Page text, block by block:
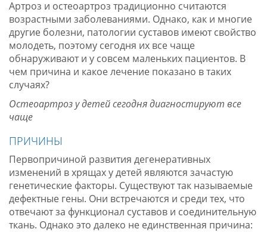
Артроз и остеоартроз традиционно считаются
возрастными заболеваниями. Однако, как и многие
другие болезни, патологии суставов имеют свойство
молодеть, поэтому сегодня их все чаще
обнаруживают и у совсем маленьких пациентов. В
чем причина и какое лечение показано в таких
случаях?
Остеоартроз у детей сегодня диагностируют все
чаще
ПРИЧИНЫ
Первопричиной развития дегенеративных
изменений в хрящах у детей являются зачастую
генетические факторы. Существуют так называемые
дефектные гены. Они встречаются и среди тех, что
отвечают за функционал суставов и соединительную
ткань. Однако это далеко не единственная причина: